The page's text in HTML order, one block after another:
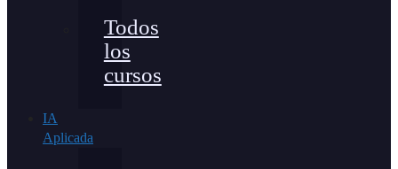
Todos
los
cursos
IA
Aplicada